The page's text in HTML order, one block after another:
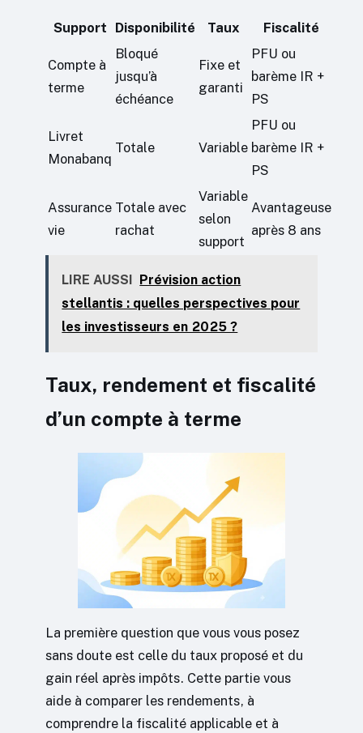
Support Disponibilité Taux Fiscalité
Compte à
terme
Bloqué
jusqu’à
échéance
Fixe et
garanti
PFU ou
barème IR +
PS
Livret
Monabanq
Totale Variable
PFU ou
barème IR +
PS
Assurance
vie
Totale avec
rachat
Variable
selon
support
Avantageuse
après 8 ans
LIRE AUSSI
Prévision action
stellantis : quelles perspectives pour
les investisseurs en 2025 ?
Taux, rendement et fiscalité
d’un compte à terme
La première question que vous vous posez
sans doute est celle du taux proposé et du
gain réel après impôts. Cette partie vous
aide à comparer les rendements, à
comprendre la fiscalité applicable et à